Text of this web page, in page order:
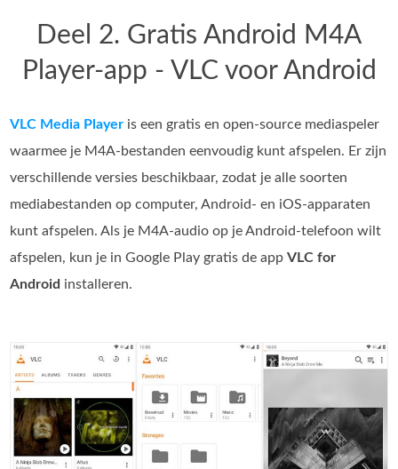
Deel 2. Gratis Android M4A
Player-app - VLC voor Android
VLC Media Player is een gratis en open‑source mediaspeler
waarmee je M4A-bestanden eenvoudig kunt afspelen. Er zijn
verschillende versies beschikbaar, zodat je alle soorten
mediabestanden op computer, Android- en iOS-apparaten
kunt afspelen. Als je M4A-audio op je Android-telefoon wilt
afspelen, kun je in Google Play gratis de appVLC for
Android installeren.